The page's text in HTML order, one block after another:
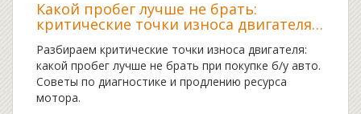
Какой пробег лучше не брать:
критические точки износа двигателя
и советы по покупке
Разбираем критические точки износа двигателя:
какой пробег лучше не брать при покупке б/у авто.
Советы по диагностике и продлению ресурса
мотора.